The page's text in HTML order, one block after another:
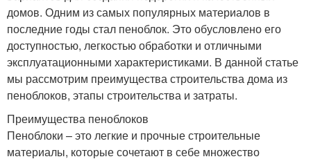
домов. Одним из самых популярных материалов в
последние годы стал пеноблок. Это обусловлено его
доступностью, легкостью обработки и отличными
эксплуатационными характеристиками. В данной статье
мы рассмотрим преимущества строительства дома из
пеноблоков, этапы строительства и затраты.
Преимущества пеноблоков
Пеноблоки – это легкие и прочные строительные
материалы, которые сочетают в себе множество